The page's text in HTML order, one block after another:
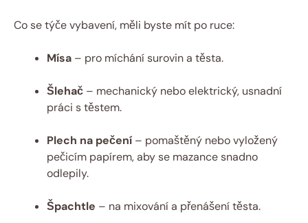
Co se ​týče vybavení, měli ⁣byste mít​ po ⁣ruce:
Mísa – pro míchání surovin a‍ těsta.
Šlehač – mechanický nebo​ elektrický, usnadní
⁢práci s ‌těstem.
Plech ‌na pečení – pomaštěný nebo​ vyložený
pečicím papírem, aby se mazance snadno
odlepily.
Špachtle ​– ⁢na⁤ mixování ⁣a přenášení těsta.